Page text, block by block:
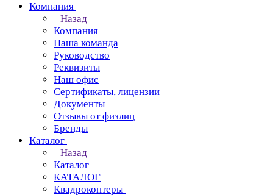
Компания
Назад
Компания
Наша команда
Руководство
Реквизиты
Наш офис
Сертификаты, лицензии
Документы
Отзывы от физлиц
Бренды
Каталог
Назад
Каталог
КАТАЛОГ
Квадрокоптеры